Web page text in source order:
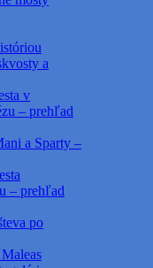
a
v
– prehľad
a Sparty –
– prehľad
po